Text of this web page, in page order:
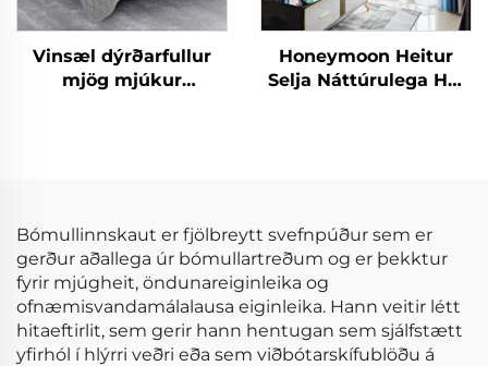
Vinsæl dýrðarfullur
mjög mjúkur
Honeymoon Heitur
Selja Náttúrulega Höf
Bómullinnskaut er fjölbreytt svefnpúður sem er
gerður aðallega úr bómullartreðum og er þekktur
fyrir mjúgheit, öndunareiginleika og
ofnæmisvandamálalausa eiginleika. Hann veitir létt
hitaeftirlit, sem gerir hann hentugan sem sjálfstætt
yfirhól í hlýrri veðri eða sem viðbótarskífublöðu á